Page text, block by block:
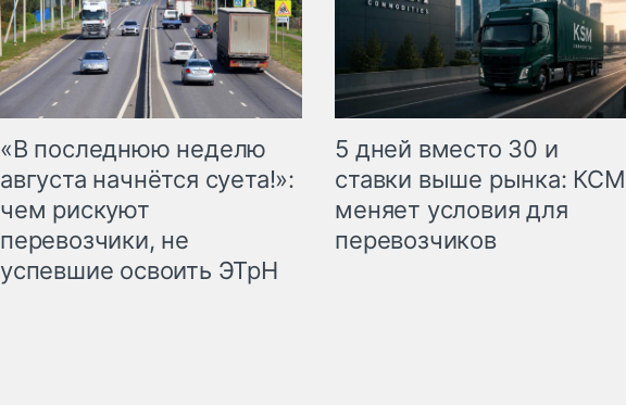
«В последнюю неделю
августа начнётся суета!»:
чем рискуют
перевозчики, не
успевшие освоить ЭТрН
5 дней вместо 30 и
ставки выше рынка: КСМ
меняет условия для
перевозчиков